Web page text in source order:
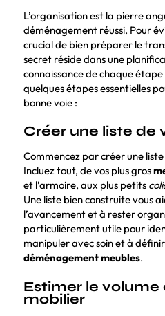
L’organisation est la pierre
déménagement réussi. Pour
crucial de bien préparer le
secret réside dans une
connaissance de chaque étape
quelques étapes essentielles
bonne voie :
Créer une liste de
Commencez par créer une
Incluez tout, de vos plus gros
et l’armoire, aux plus petits
Une liste bien construite vous
l’avancement et à rester
particulièrement utile pour
manipuler avec soin et à
déménagement meubles.
Estimer le volume
mobilier